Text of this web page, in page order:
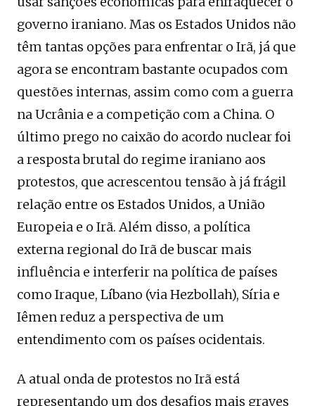
governo iraniano. Mas os Estados Unidos não
têm tantas opções para enfrentar o Irã, já que
agora se encontram bastante ocupados com
questões internas, assim como com a guerra
na Ucrânia e a competição com a China. O
último prego no caixão do acordo nuclear foi
a resposta brutal do regime iraniano aos
protestos, que acrescentou tensão à já frágil
relação entre os Estados Unidos, a União
Europeia e o Irã. Além disso, a política
externa regional do Irã de buscar mais
influência e interferir na política de países
como Iraque, Líbano (via Hezbollah), Síria e
Iêmen reduz a perspectiva de um
entendimento com os países ocidentais.
A atual onda de protestos no Irã está
representando um dos desafios mais graves